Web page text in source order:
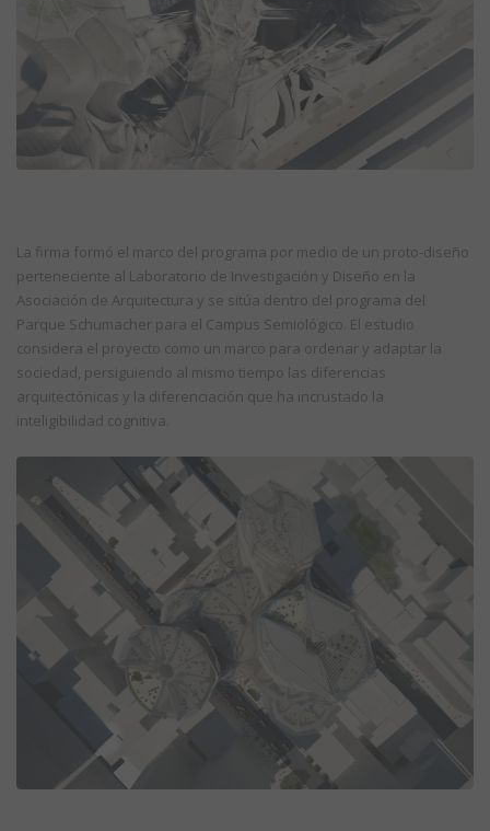
La firma formó el marco del programa por medio de un proto-diseño
perteneciente al Laboratorio de Investigación y Diseño en la
Asociación de Arquitectura y se sitúa dentro del programa del
Parque Schumacher para el Campus Semiológico. El estudio
considera el proyecto como un marco para ordenar y adaptar la
sociedad, persiguiendo al mismo tiempo las diferencias
arquitectónicas y la diferenciación que ha incrustado la
inteligibilidad cognitiva.